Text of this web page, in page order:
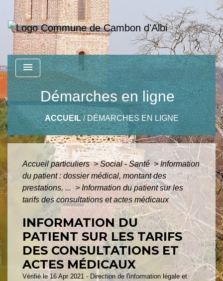
menu
Démarches en ligne
ACCUEIL/DÉMARCHES EN LIGNE
Accueil particuliers> Social - Santé> Information
du patient : dossier médical, montant des
prestations, ... > Information du patient sur les
tarifs des consultations et actes médicaux
INFORMATION DU
PATIENT SUR LES TARIFS
DES CONSULTATIONS ET
ACTES MÉDICAUX
Vérifié le 16 Apr 2021 - Direction de l'information légale et